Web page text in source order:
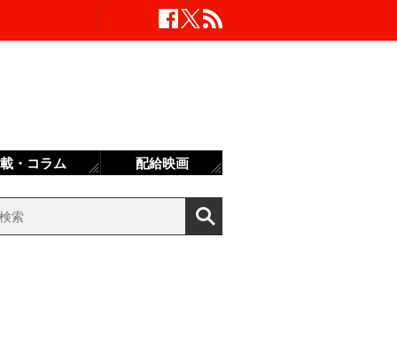
・コラム 配給映画